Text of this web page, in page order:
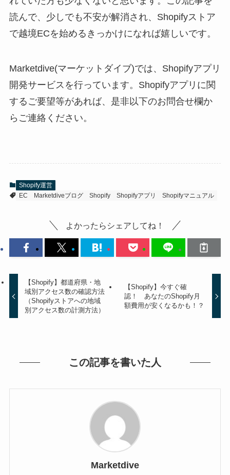
読んで、少しでも不安が解消され、Shopifyストア
で越境ECを始めるきっかけになれば嬉しいです。
Marketdive(マーケットダイブ)では、Shopifyアプリ
開発サービスを行っています。Shopifyアプリに関
するご要望等があれば、是非以下のお問合せ欄か
らご連絡ください。
Shopify運営
EC
Marketdiveブログ Shopify Shopifyアプリ Shopifyマニュアル
よかったらシェアしてね！
【Shopify】都道府県・地
域別アクセス数の確認方法
（Shopifyストアへの地域
別アクセス数の計測方法）
【Shopify】今すぐ確
認！ あなたのShopify月
額費用が安くなるかも！？
この記事を書いた人
Marketdive